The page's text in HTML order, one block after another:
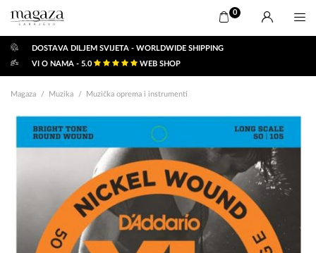
0
DOSTAVA DILJEM SVIJETA - WORLDWIDE SHIPPING
VI O NAMA - 5.0
WEB SHOP
Magaza Muzika Muzička oprema i instrumenti